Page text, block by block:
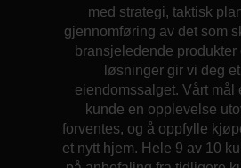
med strategi, taktisk
gjennomføring av det som
bransjeledende produkter
løsninger gir vi deg
eiendomssalget. Vårt mål
kunde en opplevelse
forventes, og å oppfylle
et nytt hjem. Hele 9 av 10